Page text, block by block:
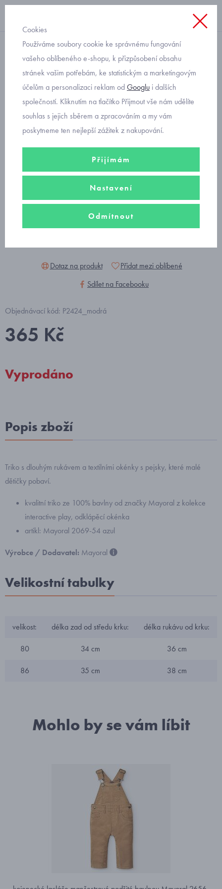
s dlouhým rukávem
zábavné triko s pejsky pro
batolata Mayoral 2069-54
Dotaz na produkt
Přidat mezi oblíbené
Sdílet na Facebooku
Objednávací kód: P2424_modrá
365 Kč
Vyprodáno
Popis zboží
Triko s dlouhým rukávem a textilními okénky s pejsky, které malé
dětičky pobaví.
kvalitní triko ze 100% bavlny od značky Mayoral z kolekce
interactive play, odklápěcí okénka
artikl: Mayoral 2069-54 azul
Výrobce / Dodavatel: Mayoral
Velikostní tabulky
velikost: délka zad od středu krku: délka rukávu od krku:
80 34 cm 36 cm
86 35 cm 38 cm
Mohlo by se vám líbit
Cookies
Používáme soubory cookie ke správnému fungování
vašeho oblíbeného e-shopu, k přizpůsobení obsahu
stránek vašim potřebám, ke statistickým a marketingovým
účelům a personalizaci reklam odGooglu i dalších
společností. Kliknutím na tlačítko Přijmout vše nám udělíte
souhlas s jejich sběrem a zpracováním a my vám
poskytneme ten nejlepší zážitek z nakupování.
Přijímám
Nastavení
Odmítnout